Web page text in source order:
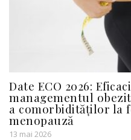
Date ECO 2026:
managementul
a comorbidităților la
menopauză
13 mai 2026